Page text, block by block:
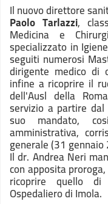
Il nuovo direttore
Paolo Tarlazzi,
Medicina e
specializzato in
seguiti numerosi
dirigente medico di
infine a ricoprire il
dell'Ausl della
servizio a partire
suo mandato,
amministrativa,
generale (31
Il dr. Andrea Neri
con apposita
ricoprire quello
Ospedaliero di Imola.